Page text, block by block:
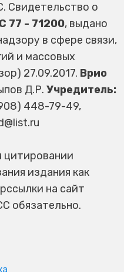
Свидетельство о
- 71200, выдано
в сфере связи,
и массовых
27.09.2017. Врио
Д.Р. Учредитель:
448-79-49,
цитировании
издания как
на сайт
обязательно.